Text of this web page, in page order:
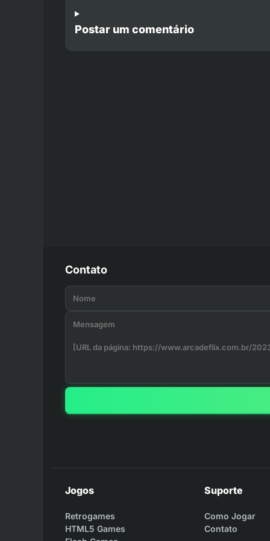
Postar um comentário
Contato
Jogos
Retrogames
HTML5 Games
Suporte
Como Jogar
Contato